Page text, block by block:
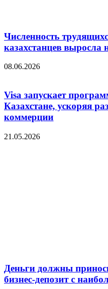
Численность
казахстанцев выросла
08.06.2026
Visa запускает
Казахстане, ускоряя
коммерции
21.05.2026
Деньги должны
бизнес-депозит с